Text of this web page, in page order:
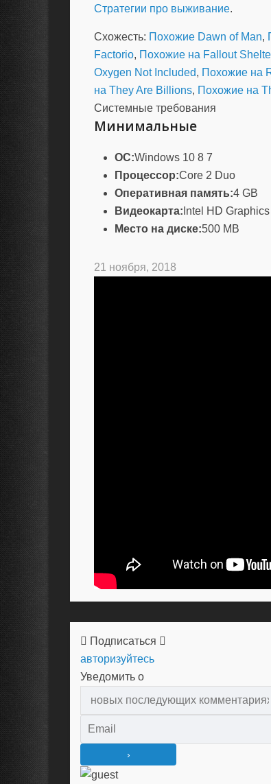
Стратегии про выживание.
Схожесть: Похожие Dawn of Man,
Factorio, Похожие на Fallout
Oxygen Not Included, Похожие на
на They Are Billions, Похожие на
Системные требования
Минимальные
ОС:Windows 10 8 7
Процессор:Core 2 Duo
Оперативная память:4 GB
Видеокарта: Intel HD
Место на диске:500 MB
21 ноября, 2018
Подписаться
авторизуйтесь
Уведомить о